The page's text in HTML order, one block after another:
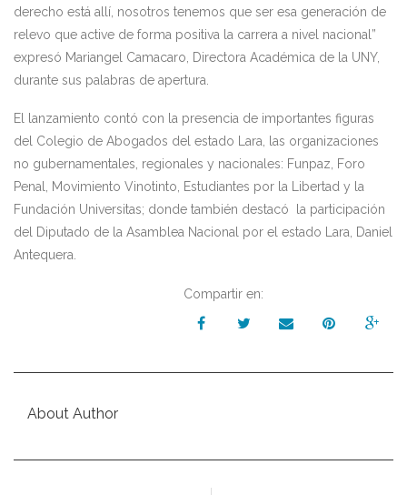
derecho está allí, nosotros tenemos que ser esa generación de
relevo que active de forma positiva la carrera a nivel nacional”
expresó Mariangel Camacaro, Directora Académica de la UNY,
durante sus palabras de apertura.
El lanzamiento contó con la presencia de importantes figuras
del Colegio de Abogados del estado Lara, las organizaciones
no gubernamentales, regionales y nacionales: Funpaz, Foro
Penal, Movimiento Vinotinto, Estudiantes por la Libertad y la
Fundación Universitas; donde también destacó la participación
del Diputado de la Asamblea Nacional por el estado Lara, Daniel
Antequera.
Compartir en:
About Author